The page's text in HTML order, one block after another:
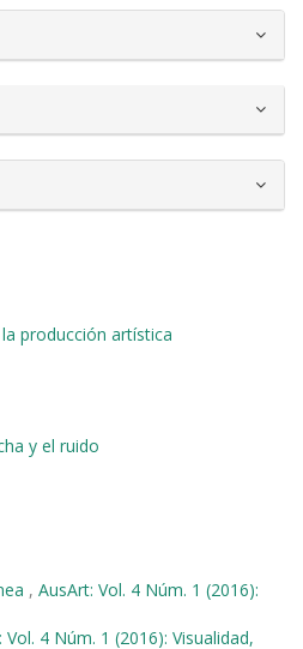
producción artística
y el ruido
, AusArt: Vol. 4 Núm. 1 (2016):
Vol. 4 Núm. 1 (2016): Visualidad,